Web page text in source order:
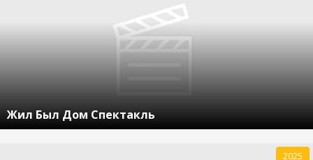
Жил Был Дом Спектакль
2025